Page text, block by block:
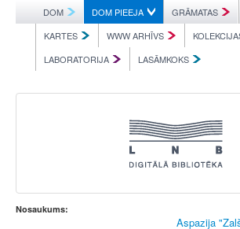
DOM DOM PIEEJA GRĀMATAS
KARTES
WWW ARHĪVS
LABORATORIJA
LASĀMKOKS
Nosaukums:
Aspazija